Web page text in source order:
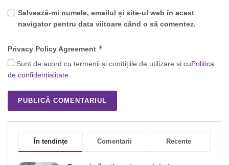
Salvează-mi numele, emailul și site-ul web în acest
navigator pentru data viitoare când o să comentez.
Privacy Policy Agreement *
Sunt de acord cu termenii și condițiile de utilizare și cuPolitica
de confidențialitate.
În tendințe Comentarii Recente